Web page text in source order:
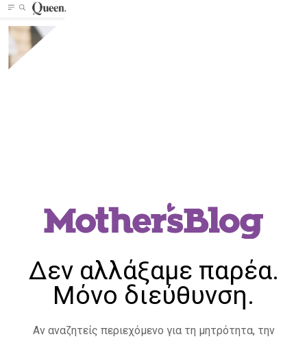
Δεν αλλάξαμε παρέα.
Μόνο διεύθυνση.
Αν αναζητείς περιεχόμενο για τη μητρότητα, την